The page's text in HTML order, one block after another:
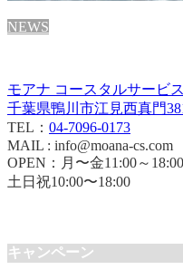
NEWS
モアナ コースタルサービス
千葉県鴨川市江見西真門
TEL： 04-7096-0173
MAIL : info@moana-cs.com
OPEN：月〜金11:00～
土日祝10:00〜18:00
キャンペーン